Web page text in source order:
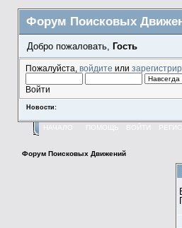
Форум Поисковых
Добро пожаловать, Гость
Пожалуйста, войдите или
Войти
Новости:
НАЧАЛО ПОМОЩЬ ВОЙТИ
Форум Поисковых Движений